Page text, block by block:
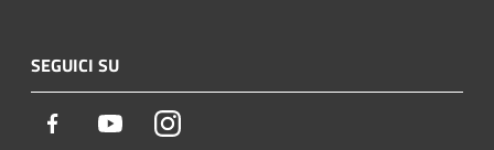
SEGUICI SU
Facebook YoutubeInstagram